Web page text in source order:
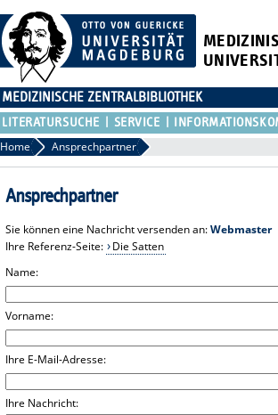
MEDIZINISCHE ZENTRALBIBLIOTHEK
LITERATURSUCHE SERVICE
Home Ansprechpartner
Ansprechpartner
Sie können eine Nachricht versenden an:Webmaster
Ihre Referenz-Seite:
Die Satten
Name:
Vorname:
Ihre E-Mail-Adresse:
Ihre Nachricht: